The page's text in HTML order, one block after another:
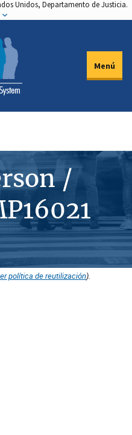
Unidos, Departamento de Justicia.
Menú
/
política de reutilización).